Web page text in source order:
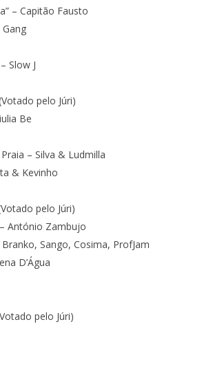
– Capitão Fausto
Gang
Slow J
pelo Júri)
Be
– Silva & Ludmilla
& Kevinho
pelo Júri)
António Zambujo
Branko, Sango, Cosima, ProfJam
D’Água
pelo Júri)